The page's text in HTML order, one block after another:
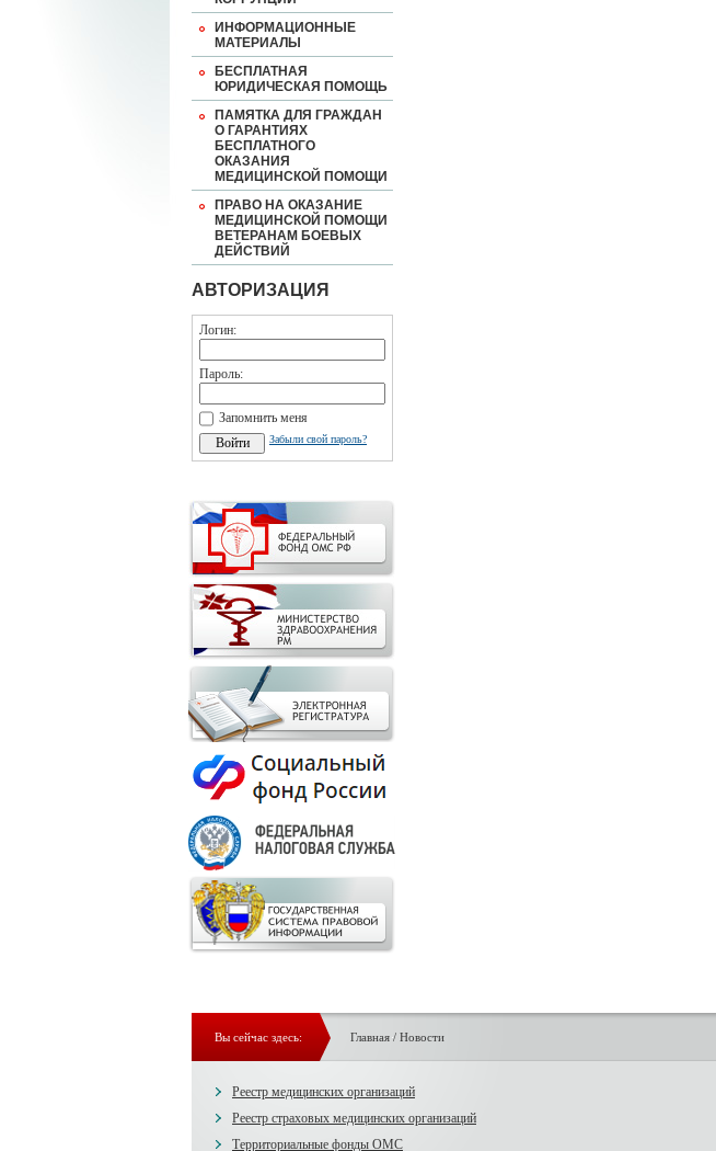
ИНФОРМАЦИОННЫЕ
МАТЕРИАЛЫ
БЕСПЛАТНАЯ
ЮРИДИЧЕСКАЯ ПОМОЩЬ
ПАМЯТКА ДЛЯ ГРАЖДАН
О ГАРАНТИЯХ
БЕСПЛАТНОГО
ОКАЗАНИЯ
МЕДИЦИНСКОЙ ПОМОЩИ
ПРАВО НА ОКАЗАНИЕ
МЕДИЦИНСКОЙ ПОМОЩИ
ВЕТЕРАНАМ БОЕВЫХ
ДЕЙСТВИЙ
АВТОРИЗАЦИЯ
Логин:
Пароль:
Запомнить меня
Забыли свой пароль?
Вы сейчас здесь: Главная/ Новости
Реестр медицинских организаций
Реестр страховых медицинских организаций
Территориальные фонды ОМС